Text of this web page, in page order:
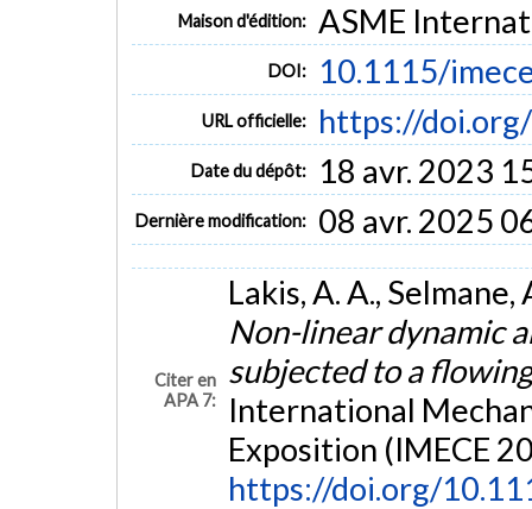
Maison d'édition: ASME
DOI: 10.1115/
URL officielle: https://
Date du dépôt: 18 avr. 2023
Dernière modification: 08 avr. 2025
Citer en
APA 7:
Lakis, A. A.,
Non-linear dynamic
subjected to a
International
Exposition (IMECE
https://doi.org/